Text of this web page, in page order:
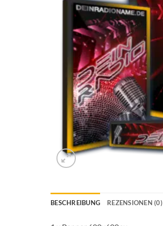
BESCHREIBUNG REZENSIONEN (0)